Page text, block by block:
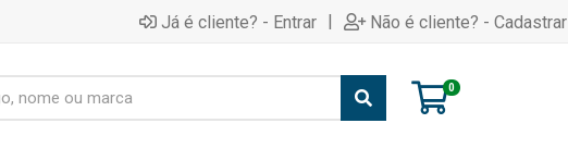
Já é cliente? - Entrar | Não é cliente? - Cadastrar
0